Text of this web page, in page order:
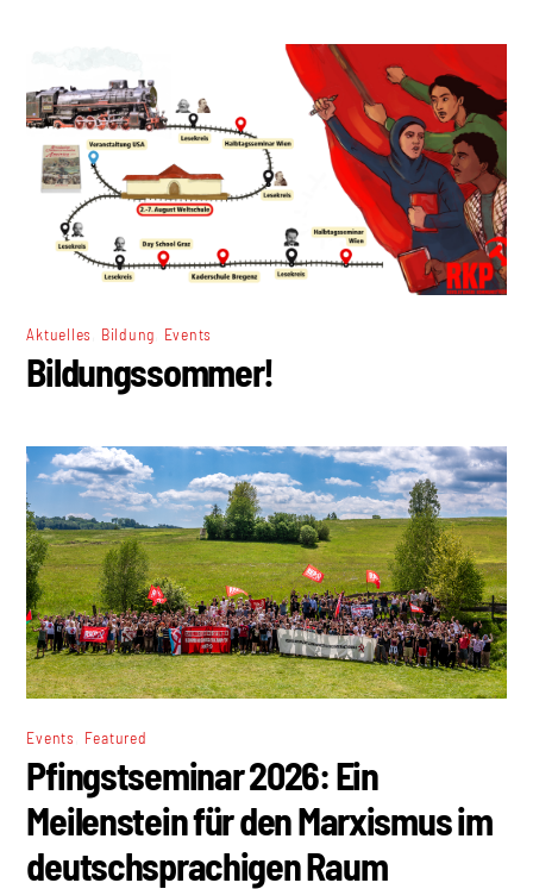
Aktuelles Bildung Events
Bildungssommer!
Events Featured
Pfingstseminar 2026: Ein
Meilenstein für den Marxismus im
deutschsprachigen Raum